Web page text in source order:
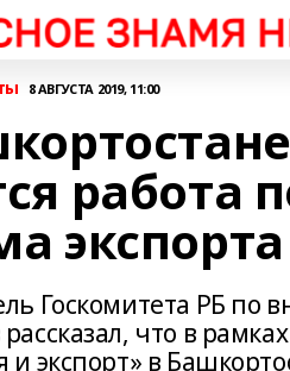
8 АВГУСТА 2019, 11:00
работа
Госкомитета РБ по
что в
и экспорт» в